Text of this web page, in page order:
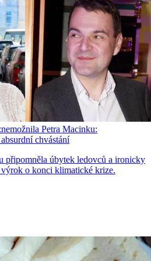
Petra Macinku:
chvástání
připomněla úbytek ledovců a ironicky
o konci klimatické krize.